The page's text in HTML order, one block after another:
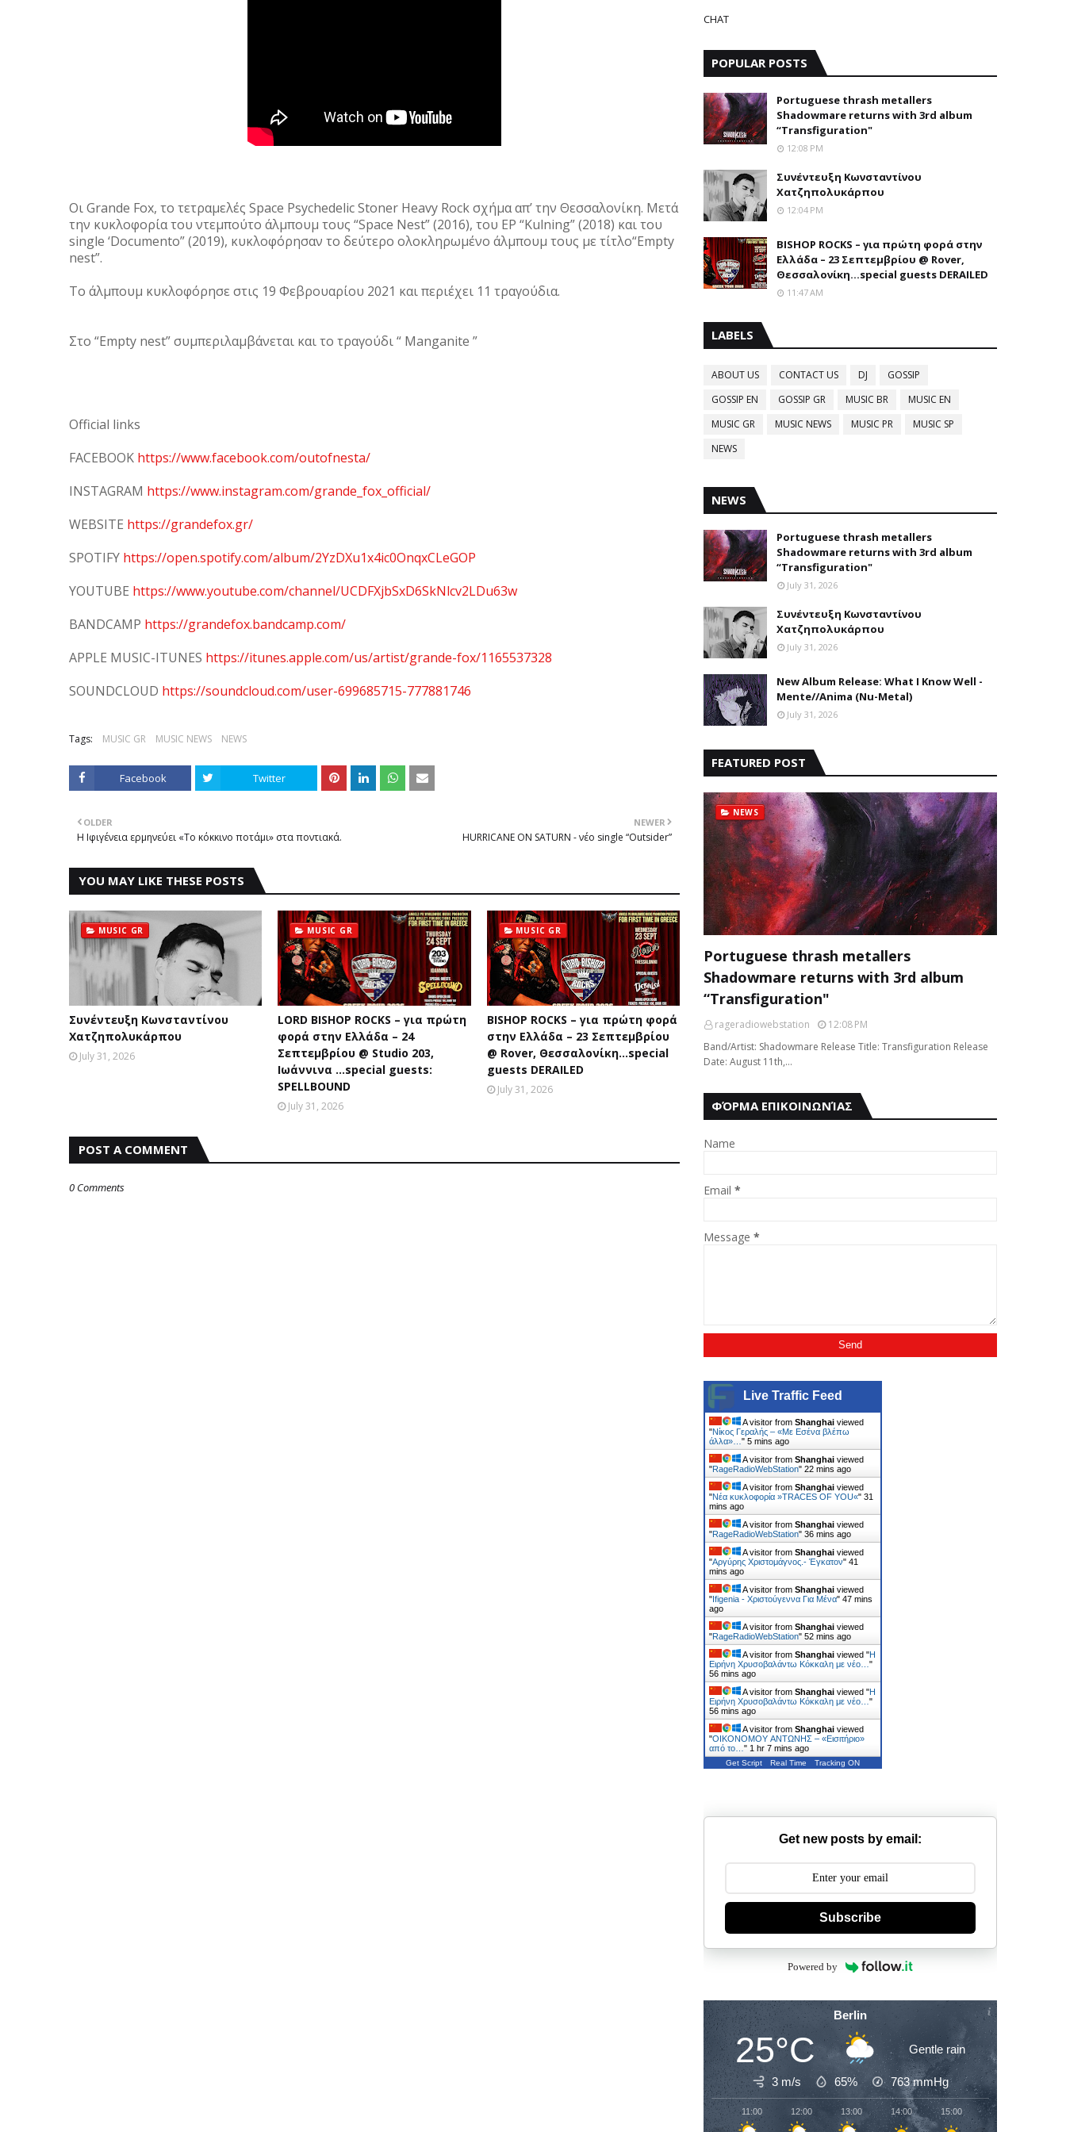
Οι Grande Fox, το τετραμελές Space Psychedelic Stoner Heavy Rock σχήμα απ’ την Θεσσαλονίκη. Μετά
την κυκλοφορία του ντεμπούτο άλμπουμ τους “Space Nest” (2016), του ΕΡ “Kulning” (2018) και του
single ‘Documento” (2019), κυκλοφόρησαν το δεύτερο ολοκληρωμένο άλμπουμ τους με τίτλο“Empty
nest”.
Το άλμπουμ κυκλοφόρησε στις 19 Φεβρουαρίου 2021 και περιέχει 11 τραγούδια.
Στο “Empty nest” συμπεριλαμβάνεται και το τραγούδι “ Manganite ”
Official links
FACEBOOK https://www.facebook.com/outofnesta/
INSTAGRAM https://www.instagram.com/grande_fox_official/
WEBSITE https://grandefox.gr/
SPOTIFY https://open.spotify.com/album/2YzDXu1x4ic0OnqxCLeGOP
YOUTUBE https://www.youtube.com/channel/UCDFXjbSxD6SkNlcv2LDu63w
BANDCAMP https://grandefox.bandcamp.com/
APPLE MUSIC-ITUNES https://itunes.apple.com/us/artist/grande-fox/1165537328
SOUNDCLOUD https://soundcloud.com/user-699685715-777881746
Tags: MUSIC GR MUSIC NEWS NEWS
Facebook Twitter
NEWER
HURRICANE ON SATURN - νέο single “Outsider”
OLDER
Η Ιφιγένεια ερμηνεύει «Το κόκκινο ποτάμι» στα ποντιακά.
YOU MAY LIKE THESE POSTS
MUSIC GR
Συνέντευξη Κωνσταντίνου
Χατζηπολυκάρπου
July 31, 2026
MUSIC GR
LORD BISHOP ROCKS – για πρώτη
φορά στην Ελλάδα – 24
Σεπτεμβρίου @ Studio 203,
Ιωάννινα …special guests:
SPELLBOUND
July 31, 2026
MUSIC GR
BISHOP ROCKS – για πρώτη φορά
στην Ελλάδα – 23 Σεπτεμβρίου
@ Rover, Θεσσαλονίκη...special
guests DERAILED
July 31, 2026
POST A COMMENT
0 Comments
CHAT
POPULAR POSTS
Portuguese thrash metallers
Shadowmare returns with 3rd album
“Transfiguration"
12:08 PM
Συνέντευξη Κωνσταντίνου
Χατζηπολυκάρπου
12:04 PM
BISHOP ROCKS – για πρώτη φορά στην
Ελλάδα – 23 Σεπτεμβρίου @ Rover,
Θεσσαλονίκη...special guests DERAILED
11:47 AM
LABELS
ABOUT US CONTACT US DJ
GOSSIP
GOSSIP EN
GOSSIP GR MUSIC BR
MUSIC EN
MUSIC GR
MUSIC NEWS MUSIC PR
MUSIC SP
NEWS
NEWS
Portuguese thrash metallers
Shadowmare returns with 3rd album
“Transfiguration"
July 31, 2026
Συνέντευξη Κωνσταντίνου
Χατζηπολυκάρπου
July 31, 2026
New Album Release: What I Know Well -
Mente//Anima (Nu-Metal)
July 31, 2026
FEATURED POST
NEWS
Portuguese thrash metallers
Shadowmare returns with 3rd album
“Transfiguration"
rageradiowebstation
12:08 PM
Band/Artist: Shadowmare Release Title: Transfiguration Release
Date: August 11th,…
ΦΌΡΜΑ ΕΠΙΚΟΙΝΩΝΊΑΣ
Name
Email *
Message *
Live Traffic Feed
A visitor from Shanghai viewed
"Νίκος Γεραλής – «Με Εσένα βλέπω
άλλα»… " 5 mins ago
A visitor from Shanghai viewed
"RageRadioWebStation" 22 mins ago
A visitor from Shanghai viewed
"Νέα κυκλοφορία »TRACES OF YOU«" 31
mins ago
A visitor from Shanghai viewed
"RageRadioWebStation" 36 mins ago
A visitor from Shanghai viewed
"Αργύρης Χριστομάγνος.- Έγκατον" 41
mins ago
A visitor from Shanghai viewed
"Ifigenia - Xριστούγεννα Για Μένα" 47 mins
ago
A visitor from Shanghai viewed
"RageRadioWebStation" 52 mins ago
A visitor from Shanghai viewed "Η
Ειρήνη Χρυσοβαλάντω Κόκκαλη με νέο… "
56 mins ago
A visitor from Shanghai viewed "Η
Ειρήνη Χρυσοβαλάντω Κόκκαλη με νέο… "
56 mins ago
A visitor from Shanghai viewed
"OIKONOMOY ΑΝΤΩΝΗΣ – «Εισιτήριο»
από το… " 1 hr 7 mins ago
Get Script Real Time Tracking ON
Get new posts by email:
Subscribe
Powered by
Berlin
25°C Gentle rain
3 m/s 65% 763mmHg
11:00 12:00 13:00 14:00 15:00 16:00